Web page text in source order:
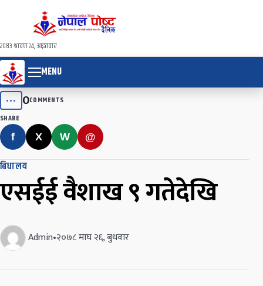
२०८३ श्रावण २४, आइतवार
MENU
••• 0COMMENTS
SHARE
f X W @
बिधालय
एसईई वैशाख ९ गतेदेखि
Admin•२०७८ माघ २६, बुधवार